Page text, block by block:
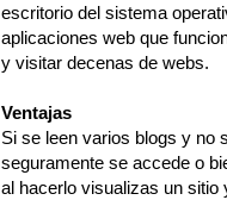
escritorio del sistema
aplicaciones web que
y visitar decenas de webs.
Ventajas
Si se leen varios blogs y no
seguramente se accede o
al hacerlo visualizas un sitio